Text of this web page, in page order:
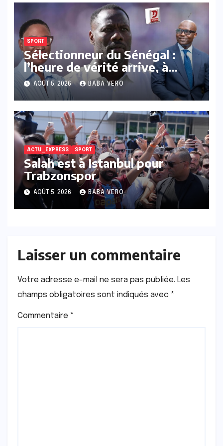
SPORT
Sélectionneur du Sénégal :
l’heure de vérité arrive, à
quand un cap clair ?
AOÛT 5, 2026 BABA VERO
ACTU_EXPRESS SPORT
Salah est à Istanbul pour
Trabzonspor
AOÛT 5, 2026 BABA VERO
Laisser un commentaire
Votre adresse e-mail ne sera pas publiée. Les
champs obligatoires sont indiqués avec *
Commentaire *